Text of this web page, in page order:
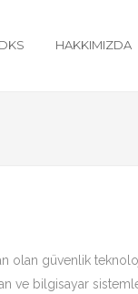
HAKKIMIZDA
olan güvenlik
ve bilgisayar